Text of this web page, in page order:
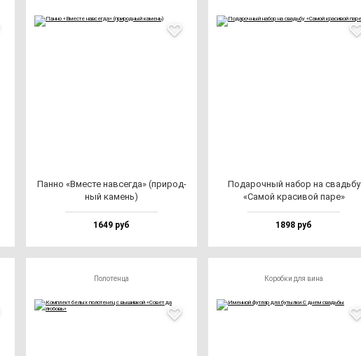
Пан­но «Вмес­те нав­сег­да» (при­род­
ный ка­мень)
1649 руб
Пода­роч­ный на­бор на свадь­бу
«Самой кра­си­вой па­ре»
1898 руб
Полотенца Коробки для вина